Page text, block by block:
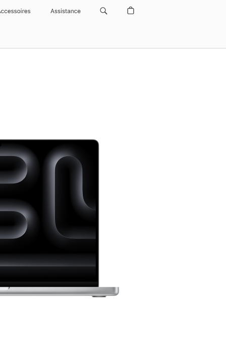
Assistance